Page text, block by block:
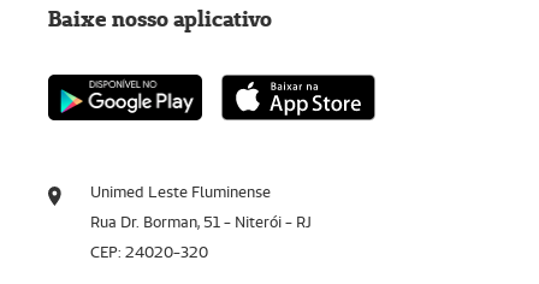
Unimed Leste Fluminense
Rua Dr. Borman, 51 - Niterói - RJ
CEP: 24020-320
Baixe nosso aplicativo